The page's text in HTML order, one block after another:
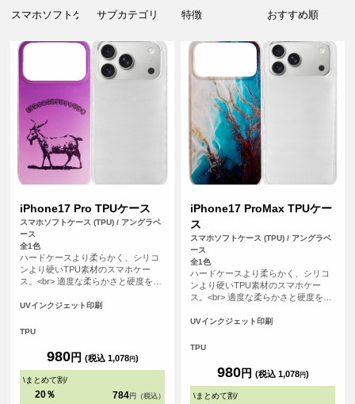
iPhone17 Pro TPUケース
スマホソフトケース (TPU) / アングラベ
ース
全1色
ハードケースより柔らかく、シリコ
ンより硬いTPU素材のスマホケー
ス。<br> 適度な柔らかさと硬度を備
く、スマホを落下の衝撃から保護し
UVインクジェット印刷
TPU
980円 (税込 1,078円)
\まとめて割/
20％ 784 円（税込）
iPhone17 ProMax TPUケー
ス
スマホソフトケース (TPU) / アングラベ
ース
全1色
ハードケースより柔らかく、シリコ
ンより硬いTPU素材のスマホケー
ス。<br> 適度な柔らかさと硬度を備
く、スマホを落下の衝撃から保護し
UVインクジェット印刷
TPU
980円 (税込 1,078円)
\まとめて割/